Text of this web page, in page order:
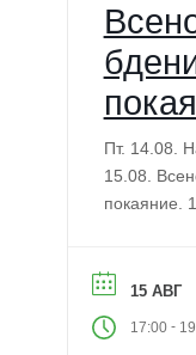
Пт. 14.08.
15.08.
покаяние.
15 АВГ
17:00-